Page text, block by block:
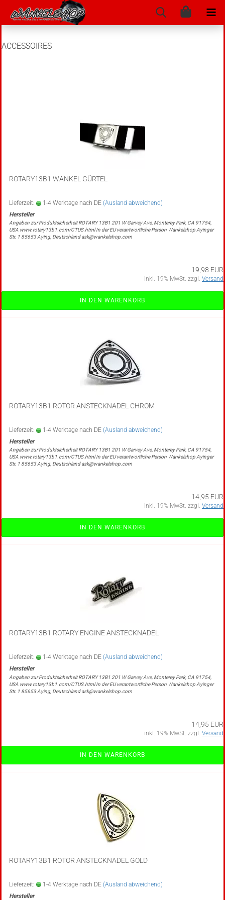
ACCESSOIRES
ROTARY13B1 WANKEL GÜRTEL
Lieferzeit: 1-4 Werktage nach DE (Ausland abweichend)
Angaben zur Produktsicherheit ROTARY 13B1 201 W Garvey Ave, Monterey Park, CA 91754,
USA www.rotary13b1.com/CTUS.html In der EU verantwortliche Person Wankelshop Ayinger
Str. 1 85653 Aying, Deutschland ask@wankelshop.com
19,98 EUR
inkl. 19% MwSt. zzgl. Versand
IN DEN WARENKORB
ROTARY13B1 ROTOR ANSTECKNADEL CHROM
Lieferzeit: 1-4 Werktage nach DE (Ausland abweichend)
Angaben zur Produktsicherheit ROTARY 13B1 201 W Garvey Ave, Monterey Park, CA 91754,
USA www.rotary13b1.com/CTUS.html In der EU verantwortliche Person Wankelshop Ayinger
Str. 1 85653 Aying, Deutschland ask@wankelshop.com
14,95 EUR
inkl. 19% MwSt. zzgl. Versand
IN DEN WARENKORB
ROTARY13B1 ROTARY ENGINE ANSTECKNADEL
Lieferzeit: 1-4 Werktage nach DE (Ausland abweichend)
Angaben zur Produktsicherheit ROTARY 13B1 201 W Garvey Ave, Monterey Park, CA 91754,
USA www.rotary13b1.com/CTUS.html In der EU verantwortliche Person Wankelshop Ayinger
Str. 1 85653 Aying, Deutschland ask@wankelshop.com
14,95 EUR
inkl. 19% MwSt. zzgl. Versand
IN DEN WARENKORB
ROTARY13B1 ROTOR ANSTECKNADEL GOLD
Lieferzeit: 1-4 Werktage nach DE (Ausland abweichend)